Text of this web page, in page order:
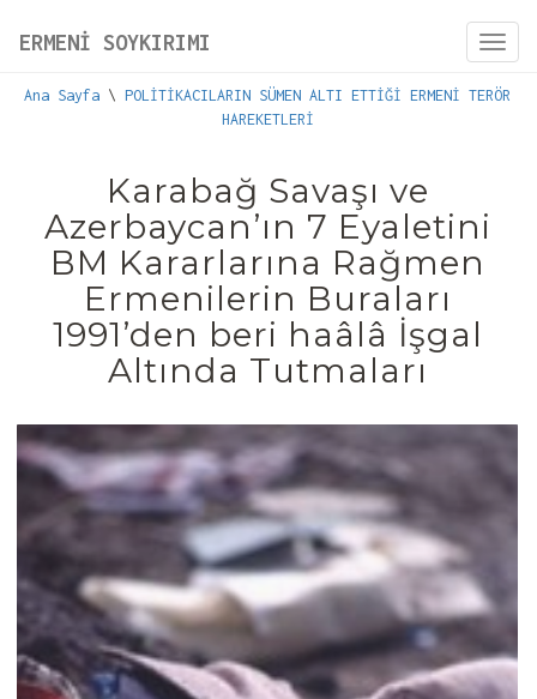
ERMENİ SOYKIRIMI
Ana Sayfa \ POLİTİKACILARIN SÜMEN ALTI ETTİĞİ ERMENİ TERÖR
HAREKETLERİ
Karabağ Savaşı ve
Azerbaycan’ın 7 Eyaletini
BM Kararlarına Rağmen
Ermenilerin Buraları
1991’den beri haâlâ İşgal
Altında Tutmaları